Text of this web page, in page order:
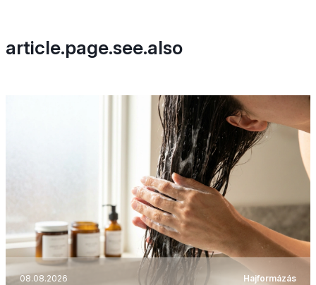
article.page.see.also
08.08.2026 Hajformázás